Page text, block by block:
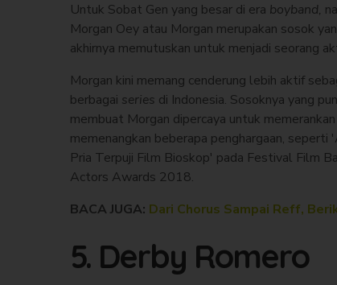
Untuk Sobat Gen yang besar di era boyband,
Morgan Oey atau Morgan merupakan sosok
akhirnya memutuskan untuk menjadi seorang
Morgan kini memang cenderung lebih aktif
berbagai series di Indonesia. Sosoknya yang
membuat Morgan dipercaya untuk
memenangkan beberapa penghargaan,
Pria Terpuji Film Bioskop' pada Festival Film
Actors Awards 2018.
BACA JUGA: Dari Chorus Sampai Reff,
5. Derby Romero